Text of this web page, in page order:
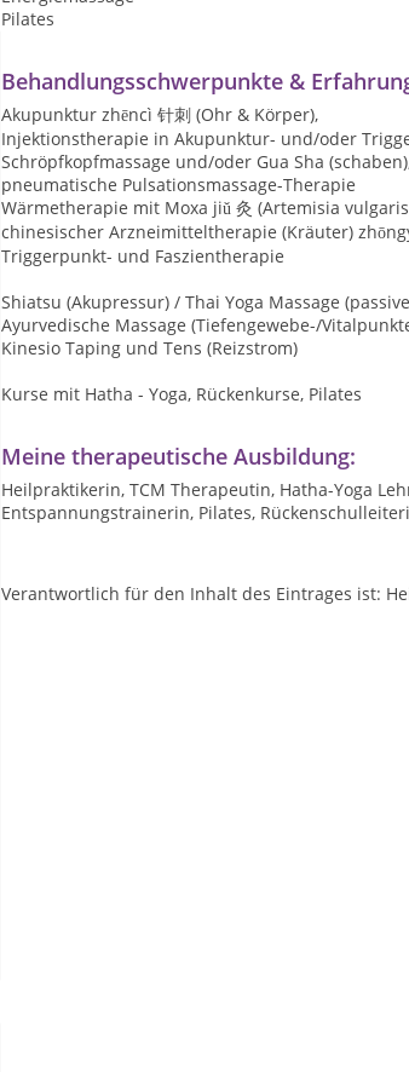
Pilates
Behandlungsschwerpunkte &
Akupunktur zhēncì 针刺 (Ohr & Körper),
Injektionstherapie in Akupunktur- und/oder
Schröpfkopfmassage und/oder Gua Sha
pneumatische Pulsationsmassage-Therapie
Wärmetherapie mit Moxa jiǔ 灸 (Artemisia
chinesischer Arzneimitteltherapie (Kräuter)
Triggerpunkt- und Faszientherapie
Shiatsu (Akupressur) / Thai Yoga Massage
Ayurvedische Massage (Tiefengewebe-/
Kinesio Taping und Tens (Reizstrom)
Kurse mit Hatha - Yoga, Rückenkurse, Pilates
Meine therapeutische Ausbildung:
Heilpraktikerin, TCM Therapeutin, Hatha-Yoga
Entspannungstrainerin, Pilates,
Verantwortlich für den Inhalt des Eintrages ist: